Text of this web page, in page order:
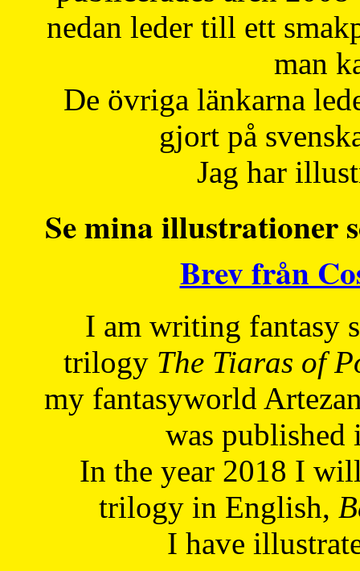
nedan leder till ett
man
De övriga länkarna
gjort på
Jag har
Se mina illustrationer
Brev från
I am writing fantasy
trilogy The Tiaras of
my fantasyworld
was published
In the year 2018 I
trilogy in English,
I have